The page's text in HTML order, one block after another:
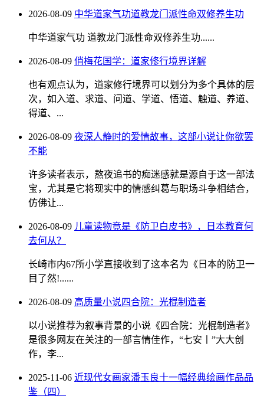
2026-08-09 中华道家气功道教龙门派性命双修养生功
中华道家气功 道教龙门派性命双修养生功......
2026-08-09 俏梅花国学：道家修行境界详解
也有观点认为，道家修行境界可以划分为多个具体的层
次，如入道、求道、问道、学道、悟道、触道、养道、
得道、...
2026-08-09 夜深人静时的爱情故事，这部小说让你欲罢
不能
许多读者表示，熬夜追书的痴迷感就是源自于这一部法
宝，尤其是它将现实中的情感纠葛与职场斗争相结合，
仿佛让...
2026-08-09 儿童读物竟是《防卫白皮书》，日本教育何
去何从？
长崎市内67所小学直接收到了这本名为《日本的防卫一
目了然!......
2026-08-09 高质量小说四合院：光棍制造者
以小说推荐为叙事背景的小说《四合院：光棍制造者》
是很多网友在关注的一部言情佳作，“七安丨”大大创
作，李...
2025-11-06 近现代女画家潘玉良十一幅经典绘画作品品
鉴（四）